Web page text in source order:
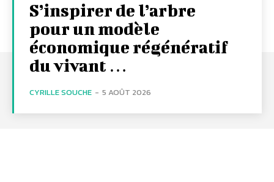
S’inspirer de l’arbre
pour un modèle
économique régénératif
du vivant …
CYRILLE SOUCHE - 5 AOÛT 2026